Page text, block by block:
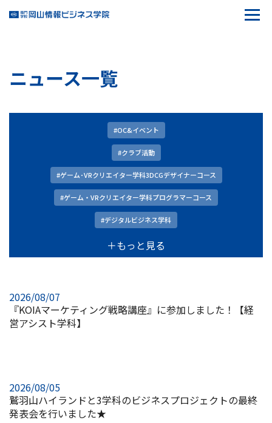
ニュース一覧
#OC&イベント
#クラブ活動
#ゲーム･VRクリエイター学科3DCGデザイナーコース
#ゲーム・VRクリエイター学科プログラマーコース
#デジタルビジネス学科
＋もっと見る
2026/08/07
『KOIAマーケティング戦略講座』に参加しました！【経
営アシスト学科】
2026/08/05
鷲羽山ハイランドと3学科のビジネスプロジェクトの最終
発表会を行いました★